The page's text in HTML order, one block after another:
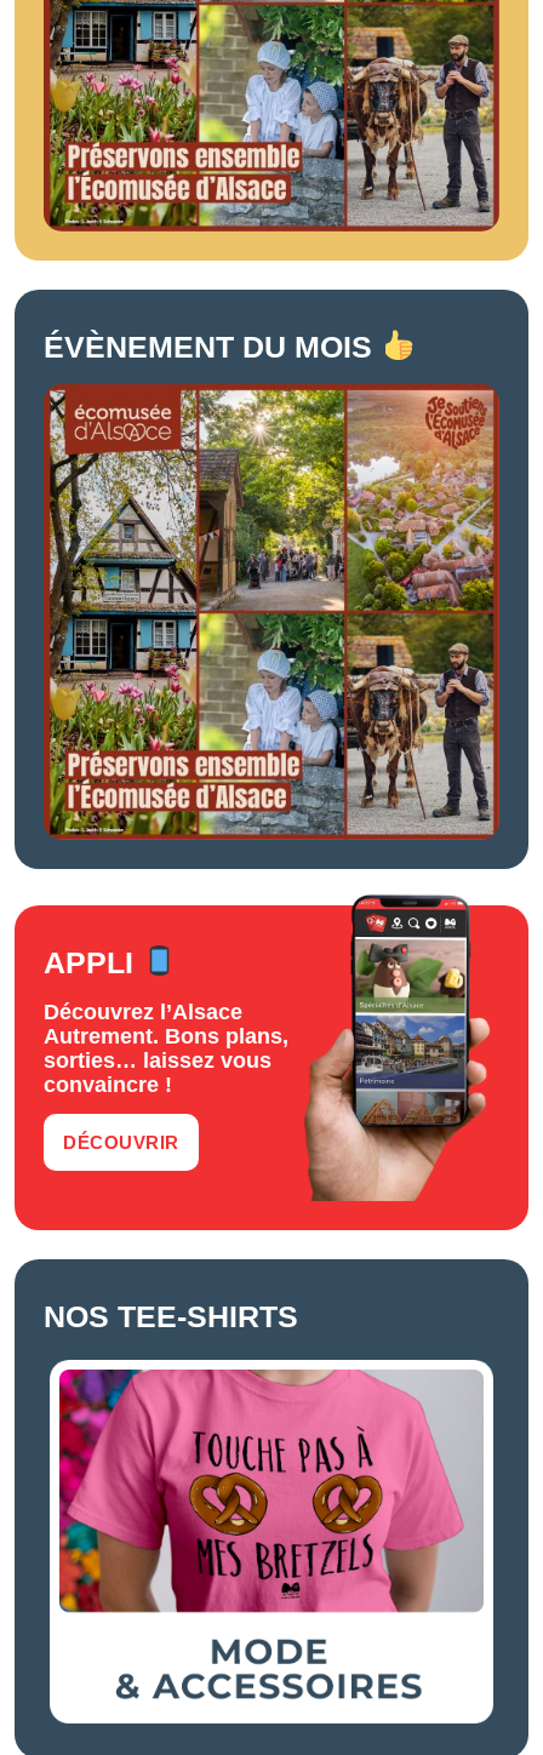
ÉVÈNEMENT DU MOIS
APPLI
Découvrez l’Alsace
Autrement. Bons plans,
sorties… laissez vous
convaincre !
DÉCOUVRIR
NOS TEE-SHIRTS